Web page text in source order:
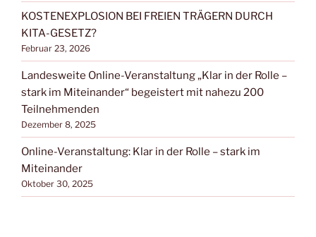
KOSTENEXPLOSION BEI FREIEN TRÄGERN DURCH
KITA-GESETZ?
Februar 23, 2026
Landesweite Online-Veranstaltung „Klar in der Rolle –
stark im Miteinander“ begeistert mit nahezu 200
Teilnehmenden
Dezember 8, 2025
Online-Veranstaltung: Klar in der Rolle – stark im
Miteinander
Oktober 30, 2025